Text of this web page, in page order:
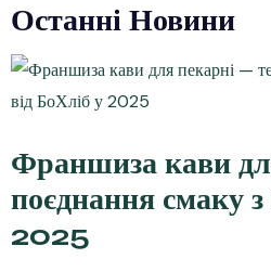
Останні Новини
Франшиза кави
поєднання смаку
2025